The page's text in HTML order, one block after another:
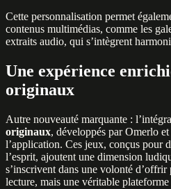
Cette personnalisation permet
contenus multimédias, comme les
extraits audio, qui s’intègrent
Une expérience
originaux
Autre nouveauté marquante :
originaux, développés par Omerlo
l’application. Ces jeux, conçus pour
l’esprit, ajoutent une dimension
s’inscrivent dans une volonté
lecture, mais une véritable